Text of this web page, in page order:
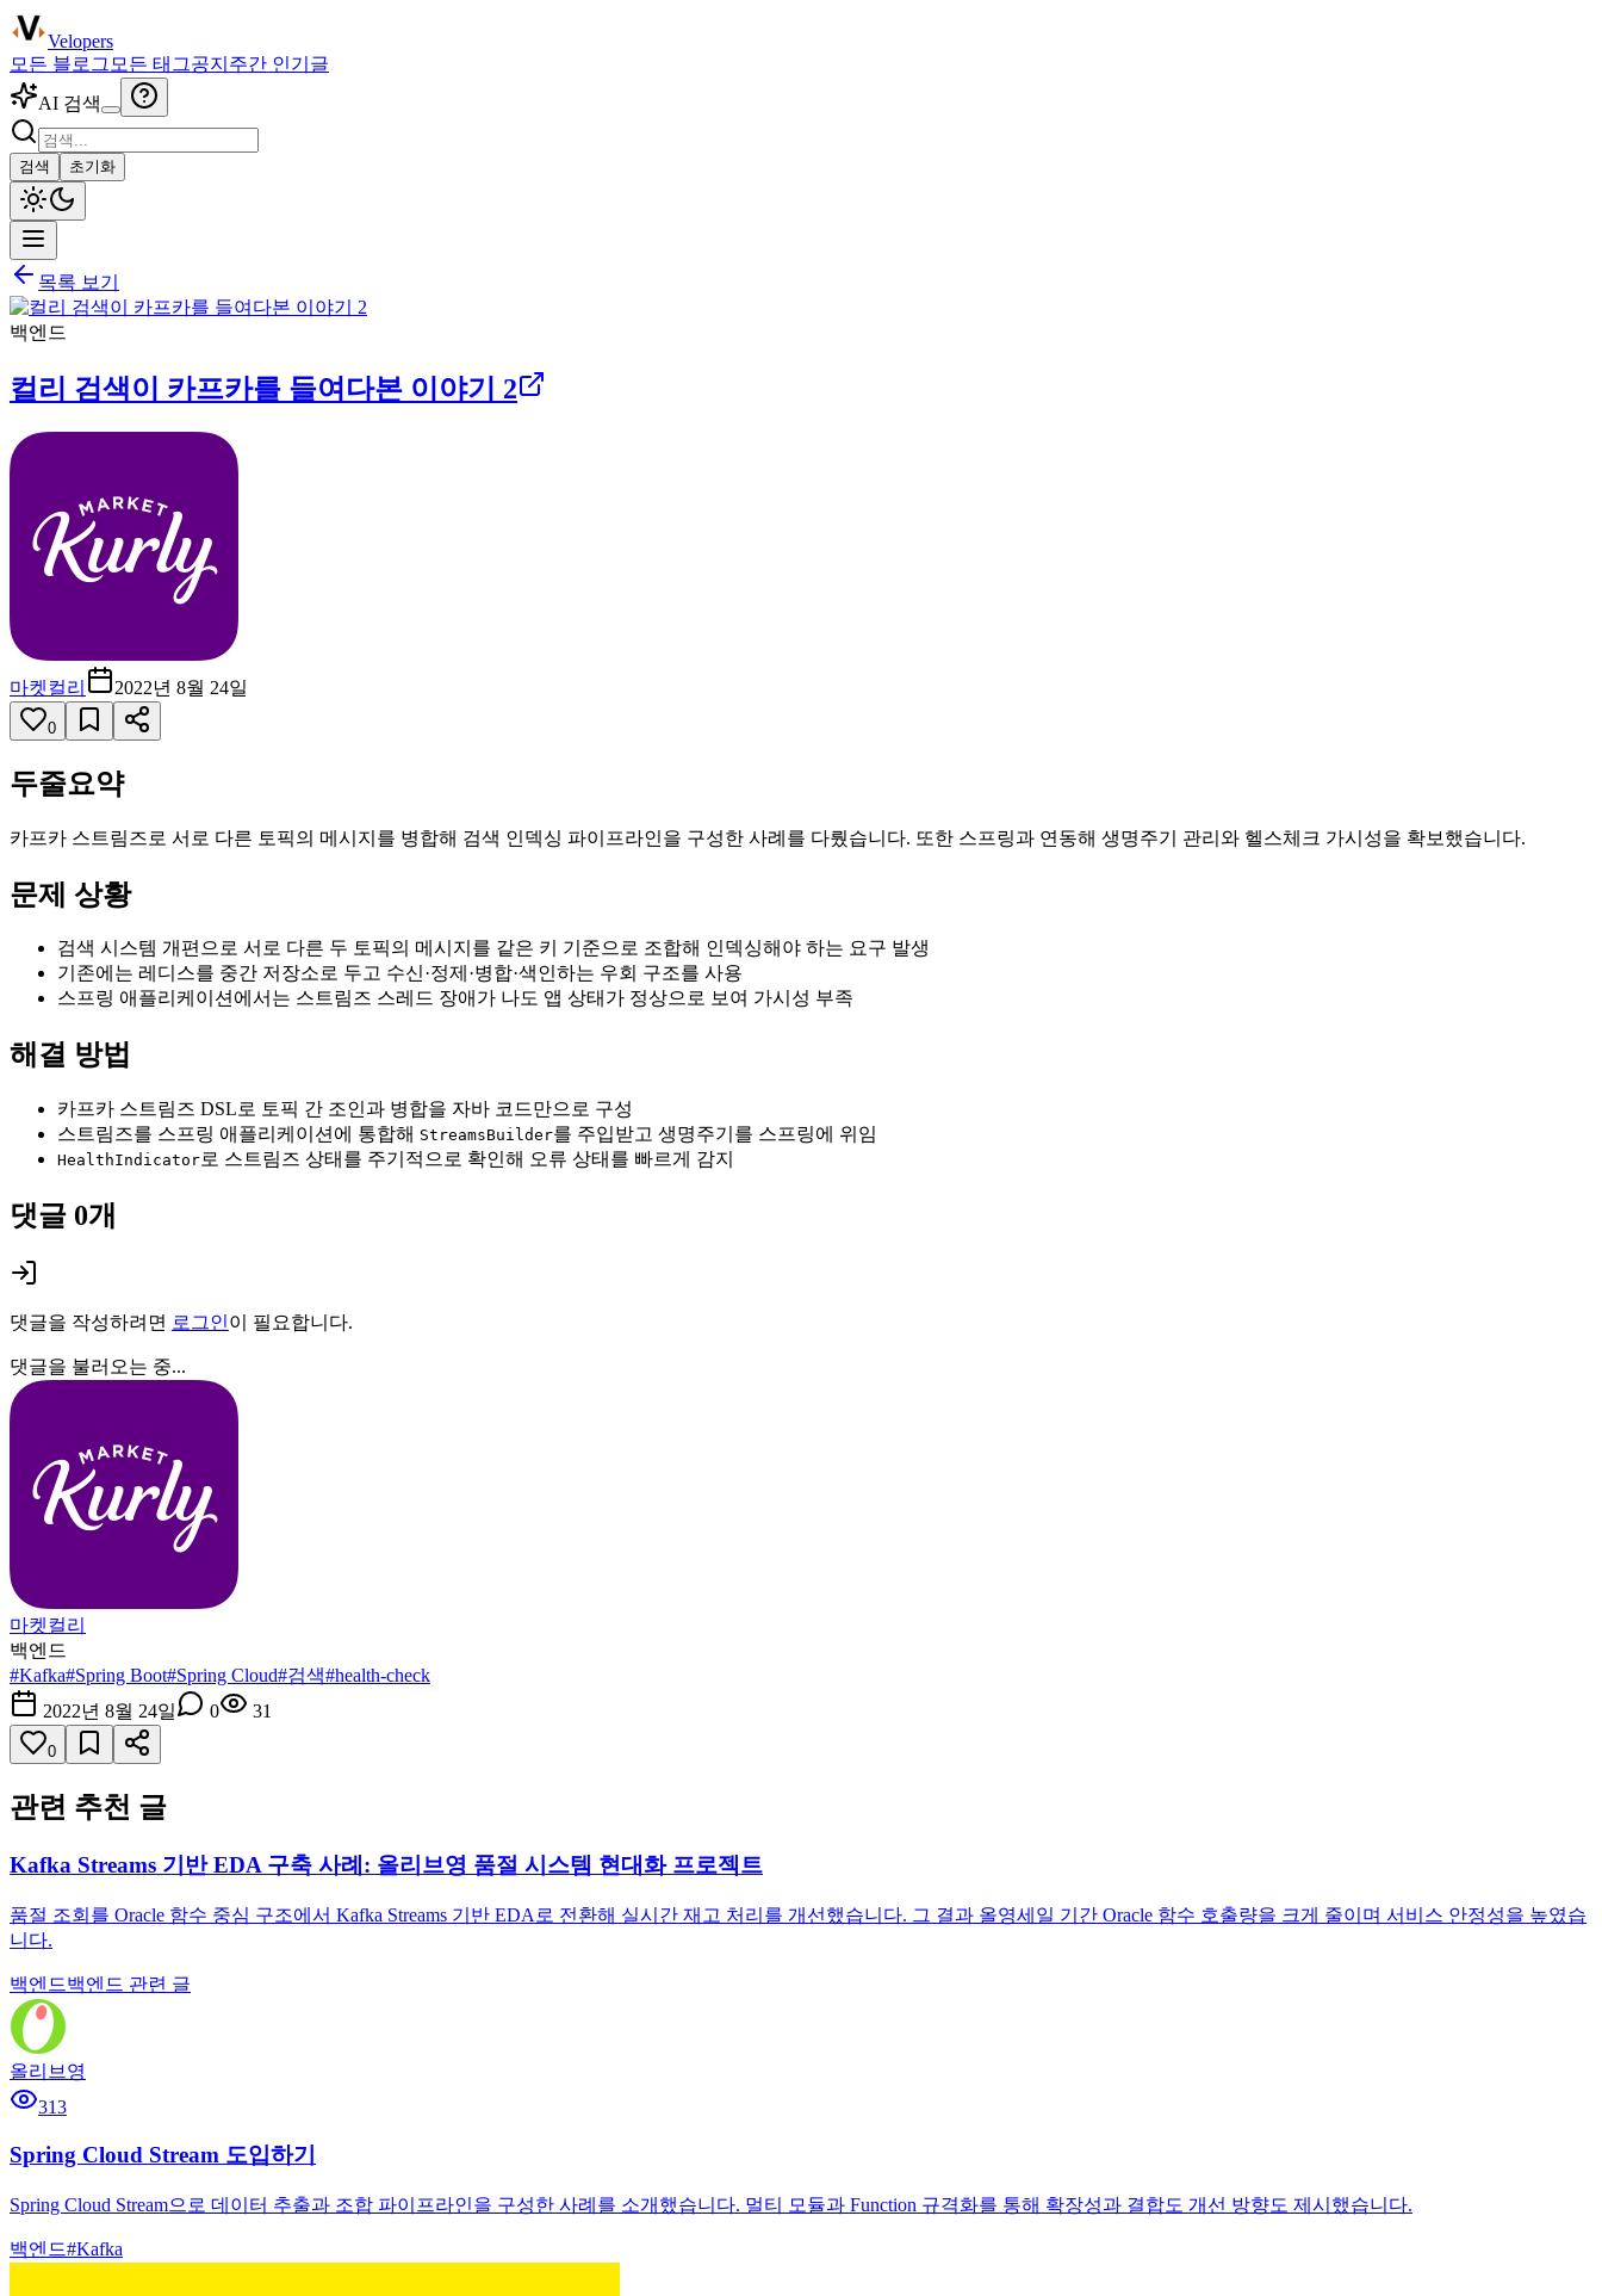
Velopers
모든 블로그 모든 태그공지 주간 인기글
AI 검색
검색 초기화
목록 보기
백엔드
컬리 검색이 카프카를 들여다본 이야기 2
마켓컬리 2022년 8월 24일
0
두줄요약
카프카 스트림즈로 서로 다른 토픽의 메시지를 병합해 검색 인덱싱 파이프라인을 구성한 사례를 다뤘습니다. 또한 스프링과 연동해 생명주기 관리와 헬스체크 가시성을 확보했습니다.
문제 상황
검색 시스템 개편으로 서로 다른 두 토픽의 메시지를 같은 키 기준으로 조합해 인덱싱해야 하는 요구 발생
기존에는 레디스를 중간 저장소로 두고 수신·정제·병합·색인하는 우회 구조를 사용
스프링 애플리케이션에서는 스트림즈 스레드 장애가 나도 앱 상태가 정상으로 보여 가시성 부족
해결 방법
카프카 스트림즈 DSL로 토픽 간 조인과 병합을 자바 코드만으로 구성
스트림즈를 스프링 애플리케이션에 통합해 StreamsBuilder를 주입받고 생명주기를 스프링에 위임
HealthIndicator로 스트림즈 상태를 주기적으로 확인해 오류 상태를 빠르게 감지
댓글 0개
댓글을 작성하려면 로그인이 필요합니다.
댓글을 불러오는 중...
마켓컬리
백엔드
#Kafka#Spring Boot#Spring Cloud#검색#health-check
2022년 8월 24일
0 31
0
관련 추천 글
Kafka Streams 기반 EDA 구축 사례: 올리브영 품절 시스템 현대화 프로젝트
품절 조회를 Oracle 함수 중심 구조에서 Kafka Streams 기반 EDA로 전환해 실시간 재고 처리를 개선했습니다. 그 결과 올영세일 기간 Oracle 함수 호출량을 크게 줄이며 서비스 안정성을 높였습
니다.
백엔드백엔드 관련 글
올리브영
313
Spring Cloud Stream 도입하기
Spring Cloud Stream으로 데이터 추출과 조합 파이프라인을 구성한 사례를 소개했습니다. 멀티 모듈과 Function 규격화를 통해 확장성과 결합도 개선 방향도 제시했습니다.
백엔드#Kafka